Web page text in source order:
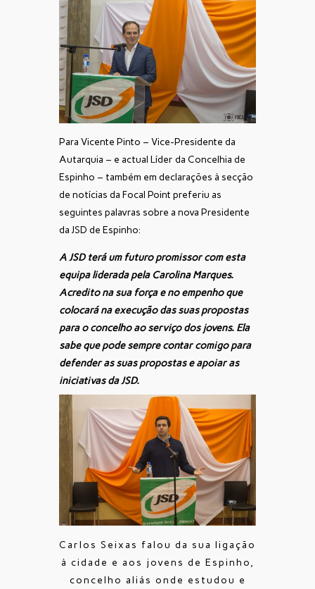
Para Vicente Pinto – Vice-Presidente da
Autarquia – e actual Líder da Concelhia de
Espinho – também em declarações à secção
de notícias da Focal Point preferiu as
seguintes palavras sobre a nova Presidente
da JSD de Espinho:
A JSD terá um futuro promissor com esta
equipa liderada pela Carolina Marques.
Acredito na sua força e no empenho que
colocará na execução das suas propostas
para o concelho ao serviço dos jovens. Ela
sabe que pode sempre contar comigo para
defender as suas propostas e apoiar as
iniciativas da JSD.
Carlos Seixas falou da sua ligação
à cidade e aos jovens de Espinho,
concelho aliás onde estudou e